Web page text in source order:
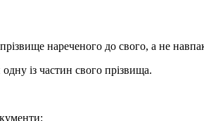
нареченого до свого, а не
із частин свого прізвища.